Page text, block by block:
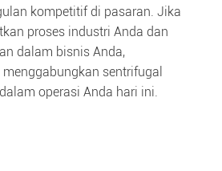
kompetitif di pasaran. Jika
proses industri Anda dan
dalam bisnis Anda,
sentrifugal
operasi Anda hari ini.